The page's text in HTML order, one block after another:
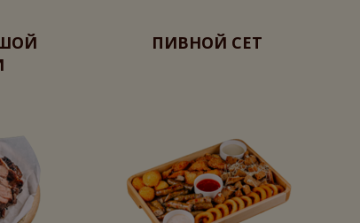
ПИВНОЙ СЕТ